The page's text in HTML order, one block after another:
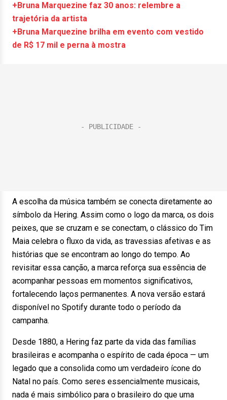
+Bruna Marquezine faz 30 anos: relembre a
trajetória da artista
+Bruna Marquezine brilha em evento com vestido
de R$ 17 mil e perna à mostra
A escolha da música também se conecta diretamente ao
símbolo da Hering. Assim como o logo da marca, os dois
peixes, que se cruzam e se conectam, o clássico do Tim
Maia celebra o fluxo da vida, as travessias afetivas e as
histórias que se encontram ao longo do tempo. Ao
revisitar essa canção, a marca reforça sua essência de
acompanhar pessoas em momentos significativos,
fortalecendo laços permanentes. A nova versão estará
disponível no Spotify durante todo o período da
campanha.
Desde 1880, a Hering faz parte da vida das famílias
brasileiras e acompanha o espírito de cada época — um
legado que a consolida como um verdadeiro ícone do
Natal no país. Como seres essencialmente musicais,
nada é mais simbólico para o brasileiro do que uma